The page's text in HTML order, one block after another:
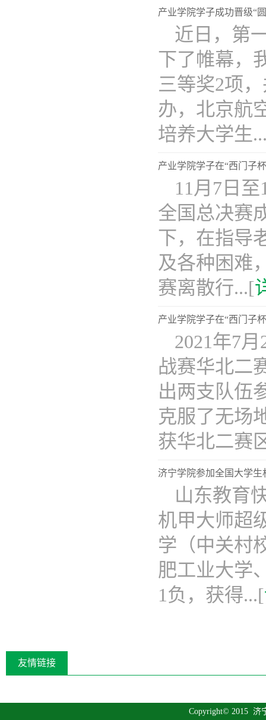
产业学院学子成功晋级“
近日，第
下了帷幕，
三等奖2项
办，北京航
培养大学生
产业学院学子在“西门子
11月7日
全国总决赛
下，在指导
及各种困难
赛离散行...[
产业学院学子在“西门子
2021年7
战赛华北二
出两支队伍
克服了无场
获华北二赛
济宁学院参加全国大学
山东教育
机甲大师超
学（中关村
肥工业大学
1负，获得...[
友情链接
Copyright© 2015 济